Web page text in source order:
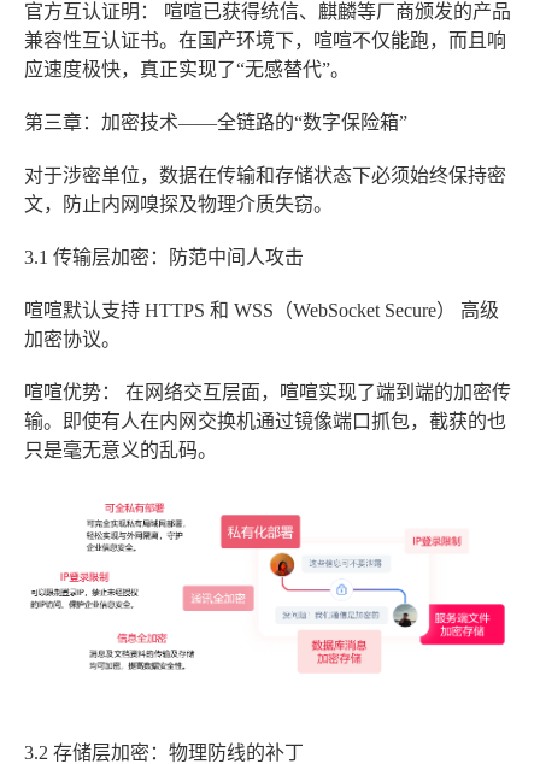
官方互认证明：
喧喧已获得统信、麒麟等厂商颁发的产品
兼容性互认证书。在国产环境下，喧喧不仅能跑，而且响
应速度极快，真正实现了“无感替代”。
第三章：加密技术——全链路的“数字保险箱”
对于涉密单位，数据在传输和存储状态下必须始终保持密
文，防止内网嗅探及物理介质失窃。
3.1 传输层加密：防范中间人攻击
喧喧默认支持 HTTPS 和 WSS（WebSocket Secure）
高级
加密协议。
喧喧优势：
在网络交互层面，喧喧实现了端到端的加密传
输。即使有人在内网交换机通过镜像端口抓包，截获的也
只是毫无意义的乱码。
3.2 存储层加密：物理防线的补丁